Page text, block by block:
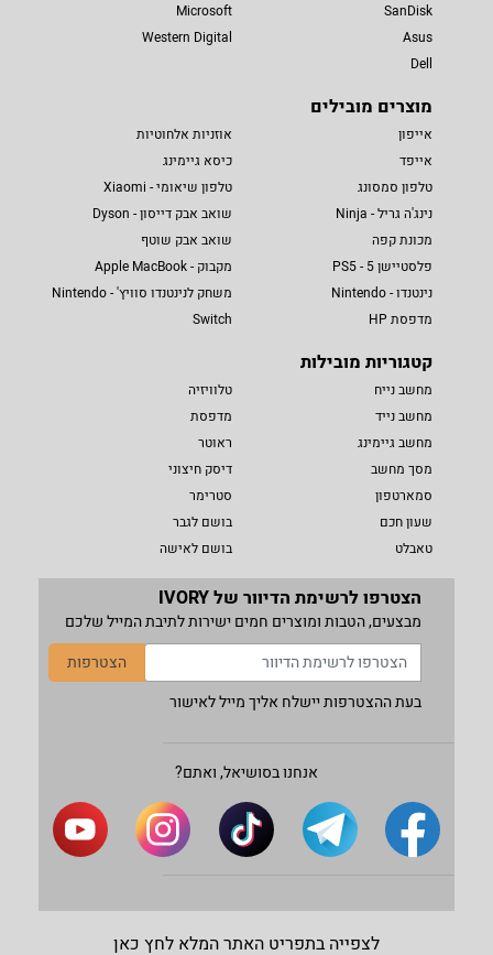
SanDisk
Asus
Dell
Microsoft
Western Digital
מוצרים מובילים
אייפון
אייפד
טלפון סמסונג
נינג'ה גריל - Ninja
מכונת קפה
פלסטיישן 5 - PS5
נינטנדו - Nintendo
מדפסת HP
אוזניות אלחוטיות
כיסא גיימינג
טלפון שיאומי - Xiaomi
שואב אבק דייסון - Dyson
שואב אבק שוטף
מקבוק - Apple MacBook
משחק לנינטנדו סוויץ' - Nintendo
Switch
קטגוריות מובילות
מחשב נייח
מחשב נייד
מחשב גיימינג
מסך מחשב
סמארטפון
שעון חכם
טאבלט
טלוויזיה
מדפסת
ראוטר
דיסק חיצוני
סטרימר
בושם לגבר
בושם לאישה
הצטרפו לרשימת הדיוור של IVORY
מבצעים, הטבות ומוצרים חמים ישירות לתיבת המייל שלכם
הצטרפות
בעת ההצטרפות יישלח אליך מייל לאישור
אנחנו בסושיאל, ואתם?
לצפייה בתפריט האתר המלא לחץ כאן